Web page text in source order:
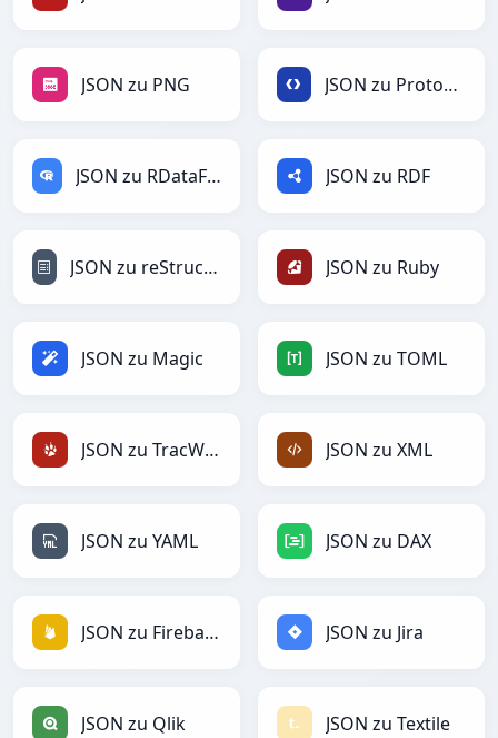
JSON zu PNG JSON zu Protobuf
JSON zu RDataFrame JSON zu RDF
JSON zu reStructuredText JSON zu Ruby
JSON zu Magic JSON zu TOML
JSON zu TracWiki JSON zu XML
JSON zu YAML JSON zu DAX
JSON zu Firebase JSON zu Jira
JSON zu Qlik JSON zu Textile